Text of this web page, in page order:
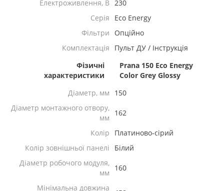
Електроживлення, В 230
Серія
Eco Energy
Фільтри
Опційно
Комплектація
Пульт ДУ / Інструкція
Фізичні
характеристики
Prana 150 Eco Energy
Color Grey Glossy
Діаметр, мм
150
Діаметр монтажного отвору,
мм
162
Колір
Платиново-сірий
Колір зовнішньої панелі
Білий
Діаметр робочого модуля,
мм
160
Мінімальна довжина